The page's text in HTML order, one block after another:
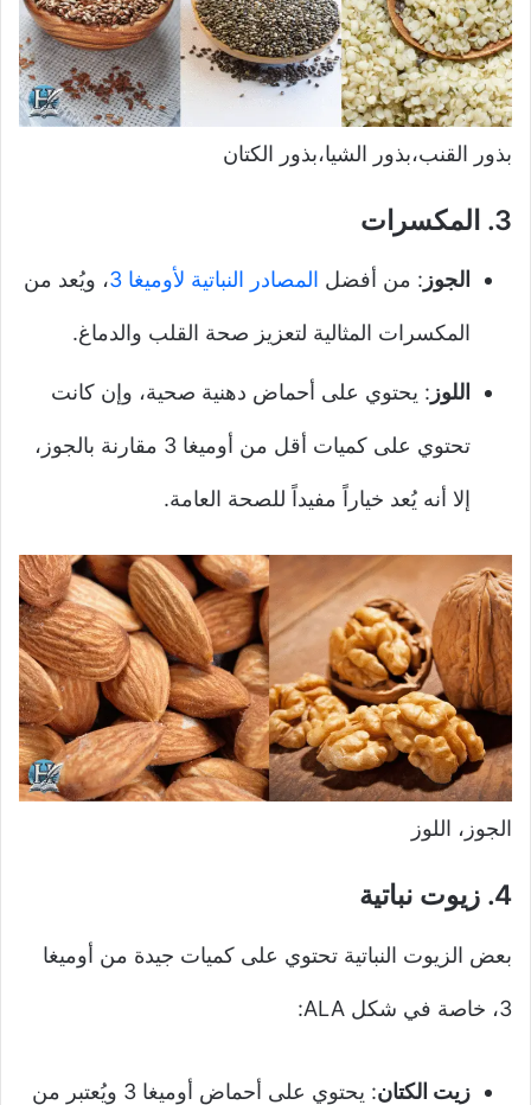
بذور القنب،بذور الشيا،بذور الكتان
3. المكسرات
الجوز : من أفضل المصادر النباتية لأوميغا 3 ، ويُعد من
المكسرات المثالية لتعزيز صحة القلب والدماغ.
اللوز : يحتوي على أحماض دهنية صحية، وإن كانت
تحتوي على كميات أقل من أوميغا 3 مقارنة بالجوز،
إلا أنه يُعد خياراً مفيداً للصحة العامة.
الجوز، اللوز
4. زيوت نباتية
بعض الزيوت النباتية تحتوي على كميات جيدة من أوميغا
3، خاصة في شكل ALA:
زيت الكتان : يحتوي على أحماض أوميغا 3 ويُعتبر من